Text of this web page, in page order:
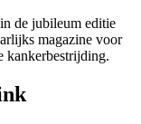
de jubileum editie
magazine voor
kankerbestrijding.